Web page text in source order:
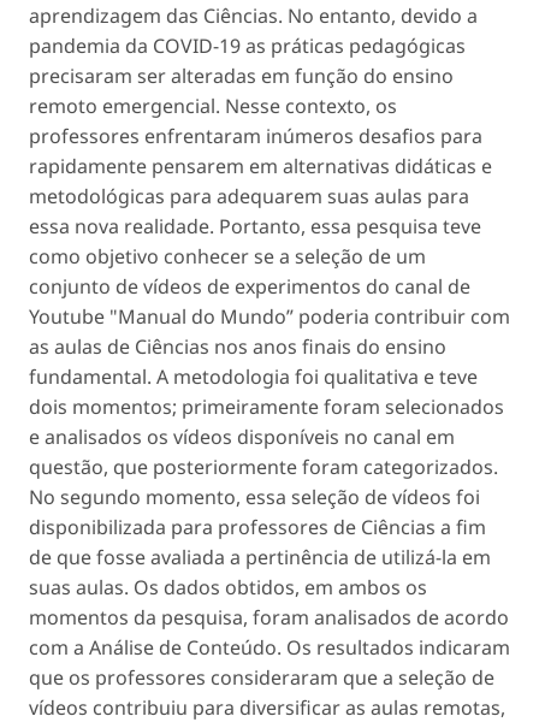
aprendizagem das Ciências. No entanto, devido a
pandemia da COVID-19 as práticas pedagógicas
precisaram ser alteradas em função do ensino
remoto emergencial. Nesse contexto, os
professores enfrentaram inúmeros desafios para
rapidamente pensarem em alternativas didáticas e
metodológicas para adequarem suas aulas para
essa nova realidade. Portanto, essa pesquisa teve
como objetivo conhecer se a seleção de um
conjunto de vídeos de experimentos do canal de
Youtube "Manual do Mundo” poderia contribuir com
as aulas de Ciências nos anos finais do ensino
fundamental. A metodologia foi qualitativa e teve
dois momentos; primeiramente foram selecionados
e analisados os vídeos disponíveis no canal em
questão, que posteriormente foram categorizados.
No segundo momento, essa seleção de vídeos foi
disponibilizada para professores de Ciências a fim
de que fosse avaliada a pertinência de utilizá-la em
suas aulas. Os dados obtidos, em ambos os
momentos da pesquisa, foram analisados de acordo
com a Análise de Conteúdo. Os resultados indicaram
que os professores consideraram que a seleção de
vídeos contribuiu para diversificar as aulas remotas,